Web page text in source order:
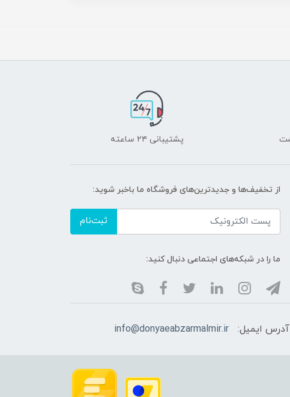
پشتیبانی ۲۴ ساعته
از تخفیف‌ها و جدیدترین‌های فروشگاه ما باخبر شوید:
ثبت‌نام
ما را در شبکه‌های اجتماعی دنبال کنید:
آدرس ایمیل: info@donyaeabzarmalmir.ir